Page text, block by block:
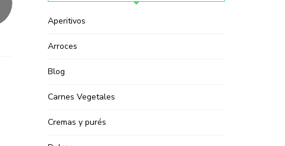
Aperitivos
Arroces
Blog
Carnes Vegetales
Cremas y purés